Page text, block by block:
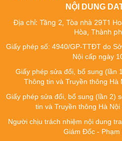
NỘI DUNG
Địa chỉ: Tầng 2, Tòa nhà 29T1
Hòa, Thành
Giấy phép số: 4940/GP-TTĐT do
Nội cấp ngày
Giấy phép sửa đổi, bổ sung (lần
Thông tin và Truyền thông Hà
Giấy phép sửa đổi, bổ sung (lần 2)
tin và Truyền thông Hà
Người chịu trách nhiệm nội dung
Giám Đốc - Phạm